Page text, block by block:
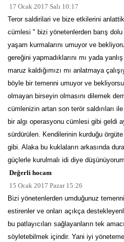
17 Ocak 2017 Salı 10:17
Teror saldirilari ve bize etkilerini
cümlesi " bizi yönetenlerden barış
yaşam kurmalarını umuyor ve
gereğini yapmadıklarını mı yada
maruz kaldığımızı mı anlatmaya
böyle bir temenni umuyor ve
olmayan birseyin olmasını dilemek
cümlenizin artan son terör saldırıları
bir algı operasyonu cümlesi gibi geldi
sürdürülen. Kendilerinin kurduğu
gibi. Alaka bu kuklaların arkasında
güçlerle kurulmalı idi diye
Değerli hocam
15 Ocak 2017 Pazar 15:26
Bizi yönetenlerden umduğunuz
estirenler ve onları açıkça
bu patlayıcıları sağlayanların tek
söyletebilmek içindir. Yani iyi